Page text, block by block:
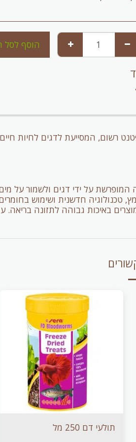
הוסף לסל
על ידי דגים ולשמור על מים
חדשנית ושימוש
מוצרים באיכות גבוהה לתזונה
תולעי דם 250 מל